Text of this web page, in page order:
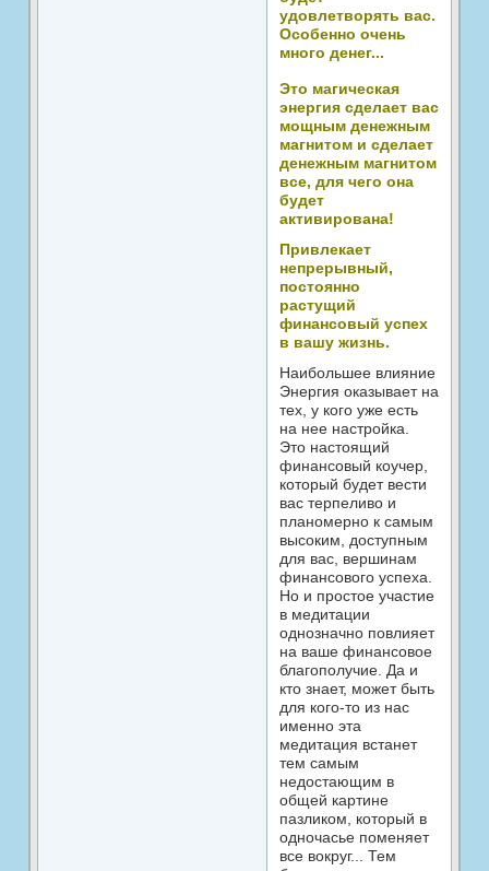
удовлетворять вас.
Особенно очень
много денег...
Это магическая
энергия сделает вас
мощным денежным
магнитом и сделает
денежным магнитом
все, для чего она
будет
активирована!
Привлекает
непрерывный,
постоянно
растущий
финансовый успех
в вашу жизнь.
Наибольшее влияние
Энергия оказывает на
тех, у кого уже есть
на нее настройка.
Это настоящий
финансовый коучер,
который будет вести
вас терпеливо и
планомерно к самым
высоким, доступным
для вас, вершинам
финансового успеха.
Но и простое участие
в медитации
однозначно повлияет
на ваше финансовое
благополучие. Да и
кто знает, может быть
для кого-то из нас
именно эта
медитация встанет
тем самым
недостающим в
общей картине
пазликом, который в
одночасье поменяет
все вокруг... Тем